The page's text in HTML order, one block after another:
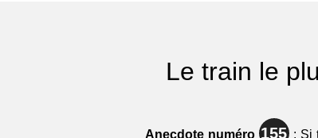
Le train le
Anecdote numéro 155: Si